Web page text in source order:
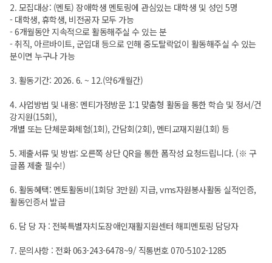
2. 모집대상: (멘토) 장애학생 멘토링에 관심있는 대학생 및 성인 5명
- 대학생, 휴학생, 비전공자 모두 가능
- 6개월동안 지속적으로 활동해주실 수 있는 분
- 취직, 아르바이트, 군입대 등으로 인해 중도탈락없이 활동해주실 수 있는
분이면 누구나 가능
3. 활동기간: 2026. 6. ~ 12.(약6개월간)
4. 사업방법 및 내용: 멘티가정방문 1:1 맞춤형 활동을 통한 학습 및 정서/건
강지원(15회),
개별 또는 단체문화체험(1회), 간담회(2회), 멘티교재지원(1회) 등
5. 제출서류 및 방법: 오른쪽 상단 QR을 통한 폼작성 요청드립니다. (※ 구
글폼 제출 필수!)
6. 활동혜택: 멘토활동비(1회당 3만원) 지급, vms자원봉사활동 실적인증,
활동인증서 발급
6. 담 당 자 : 전북특별자치도장애인재활지원센터 해피멘토링 담당자
7. 문의사항 : 전화 063-243-6478~9/ 직통번호 070-5102-1285